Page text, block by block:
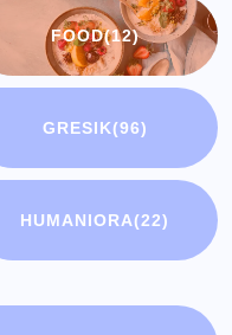
FOOD(12)
GRESIK(96)
HUMANIORA(22)